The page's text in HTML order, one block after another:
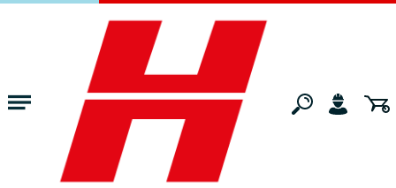
Zum Hauptinhalt springen
Wohnen Wohnaccessoires
Komar Wandbild Monolith 40x50 cm